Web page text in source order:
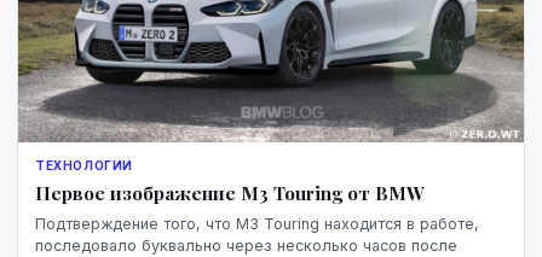
ТЕХНОЛОГИИ
Первое изображение M3 Touring от BMW
Подтверждение того, что M3 Touring находится в работе,
последовало буквально через несколько часов после